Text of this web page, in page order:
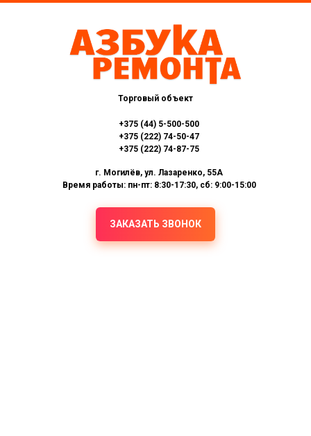
Торговый объект
+375 (44) 5-500-500
+375 (222) 74-50-47
+375 (222) 74-87-75
г. Могилёв, ул. Лазаренко, 55А
Время работы: пн-пт: 8:30-17:30, сб: 9:00-15:00
ЗАКАЗАТЬ ЗВОНОК